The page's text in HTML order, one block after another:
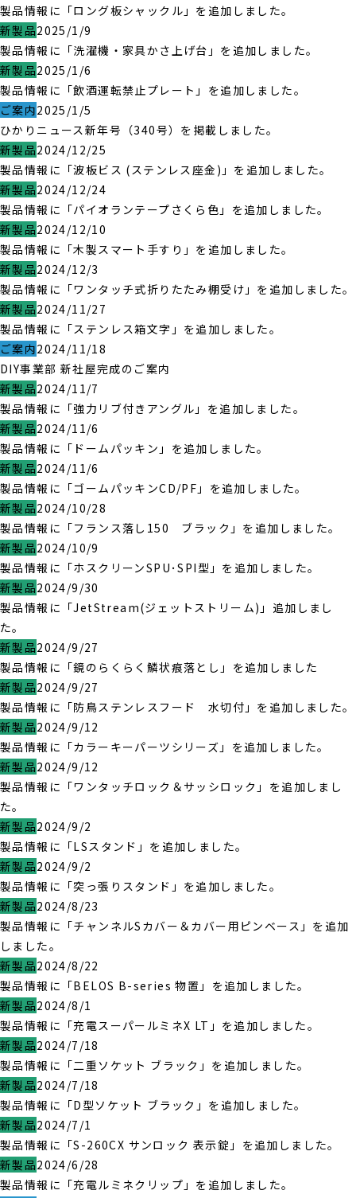
製品情報に「ロング板シャックル」を追加しました。
新製品2025/1/9
製品情報に「洗濯機・家具かさ上げ台」を追加しました。
新製品2025/1/6
製品情報に「飲酒運転禁止プレート」を追加しました。
ご案内2025/1/5
ひかりニュース新年号（340号）を掲載しました。
新製品2024/12/25
製品情報に「波板ビス (ステンレス座金)」を追加しました。
新製品2024/12/24
製品情報に「パイオランテープさくら色」を追加しました。
新製品2024/12/10
製品情報に「木製スマート手すり」を追加しました。
新製品2024/12/3
製品情報に「ワンタッチ式折りたたみ棚受け」を追加しました。
新製品2024/11/27
製品情報に「ステンレス箱文字」を追加しました。
ご案内2024/11/18
DIY事業部 新社屋完成のご案内
新製品2024/11/7
製品情報に「強力リブ付きアングル」を追加しました。
新製品2024/11/6
製品情報に「ドームパッキン」を追加しました。
新製品2024/11/6
製品情報に「ゴームパッキンCD/PF」を追加しました。
新製品2024/10/28
製品情報に「フランス落し150 ブラック」を追加しました。
新製品2024/10/9
製品情報に「ホスクリーンSPU･SPI型」を追加しました。
新製品2024/9/30
製品情報に「JetStream(ジェットストリーム)」追加しまし
た。
新製品2024/9/27
製品情報に「鏡のらくらく鱗状痕落とし」を追加しました
新製品2024/9/27
製品情報に「防鳥ステンレスフード 水切付」を追加しました。
新製品2024/9/12
製品情報に「カラーキーパーツシリーズ」を追加しました。
新製品2024/9/12
製品情報に「ワンタッチロック＆サッシロック」を追加しまし
た。
新製品2024/9/2
製品情報に「LSスタンド」を追加しました。
新製品2024/9/2
製品情報に「突っ張りスタンド」を追加しました。
新製品2024/8/23
製品情報に「チャンネルSカバー＆カバー用ピンベース」を追加
しました。
新製品2024/8/22
製品情報に「BELOS B-series 物置」を追加しました。
新製品2024/8/1
製品情報に「充電スーパールミネX LT」を追加しました。
新製品2024/7/18
製品情報に「二重ソケット ブラック」を追加しました。
新製品2024/7/18
製品情報に「D型ソケット ブラック」を追加しました。
新製品2024/7/1
製品情報に「S-260CX サンロック 表示錠」を追加しました。
新製品2024/6/28
製品情報に「充電ルミネクリップ」を追加しました。